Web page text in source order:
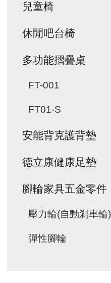
兒童椅
休閒吧台椅
多功能摺疊桌
FT-001
FT01-S
安能背克護背墊
德立康健康足墊
腳輪家具五金零件
壓力輪(自動剎車輪)
彈性腳輪